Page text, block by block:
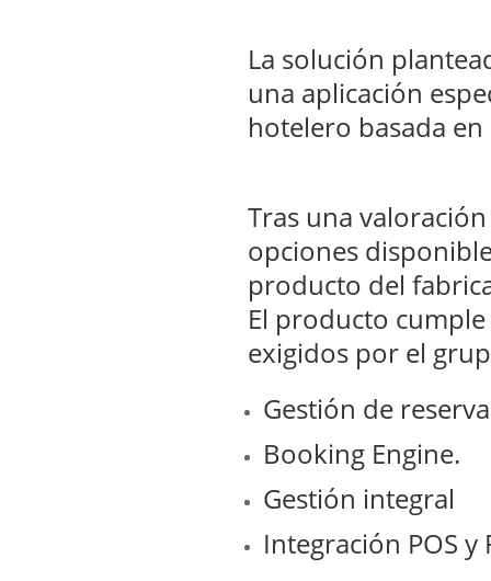
La solución
una aplicación
hotelero basada
Tras una
opciones
producto del
El producto
exigidos por el
Gestión de
Booking Engine.
Gestión integral
Integración POS y